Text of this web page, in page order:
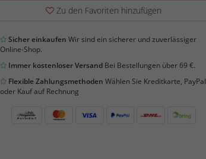
Zu den Favoriten hinzufügen
Sicher einkaufen Wir sind ein sicherer und zuverlässiger
Online-Shop.
Immer kostenloser VersandBei Bestellungen über 69 €.
Flexible Zahlungsmethoden Wählen Sie Kreditkarte, PayPal
oder Kauf auf Rechnung